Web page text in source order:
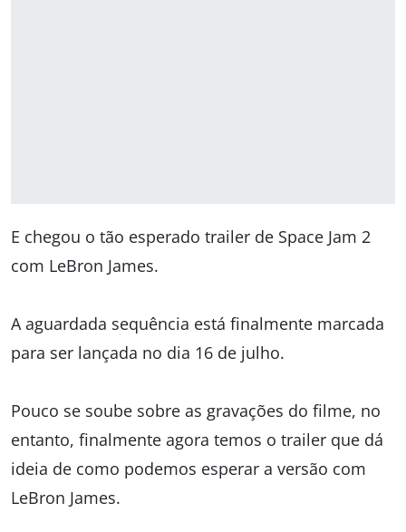
E chegou o tão esperado trailer de Space Jam 2
com LeBron James.
A aguardada sequência está finalmente marcada
para ser lançada no dia 16 de julho.
Pouco se soube sobre as gravações do filme, no
entanto, finalmente agora temos o trailer que dá
ideia de como podemos esperar a versão com
LeBron James.